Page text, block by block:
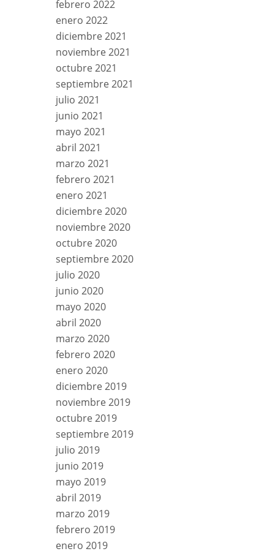
febrero 2022
enero 2022
diciembre 2021
noviembre 2021
octubre 2021
septiembre 2021
julio 2021
junio 2021
mayo 2021
abril 2021
marzo 2021
febrero 2021
enero 2021
diciembre 2020
noviembre 2020
octubre 2020
septiembre 2020
julio 2020
junio 2020
mayo 2020
abril 2020
marzo 2020
febrero 2020
enero 2020
diciembre 2019
noviembre 2019
octubre 2019
septiembre 2019
julio 2019
junio 2019
mayo 2019
abril 2019
marzo 2019
febrero 2019
enero 2019